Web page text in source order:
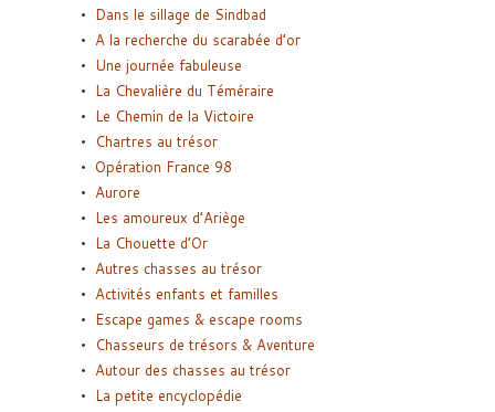
Dans le sillage de Sindbad
A la recherche du scarabée d’or
Une journée fabuleuse
La Chevalière du Téméraire
Le Chemin de la Victoire
Chartres au trésor
Opération France 98
Aurore
Les amoureux d’Ariège
La Chouette d’Or
Autres chasses au trésor
Activités enfants et familles
Escape games & escape rooms
Chasseurs de trésors & Aventure
Autour des chasses au trésor
La petite encyclopédie